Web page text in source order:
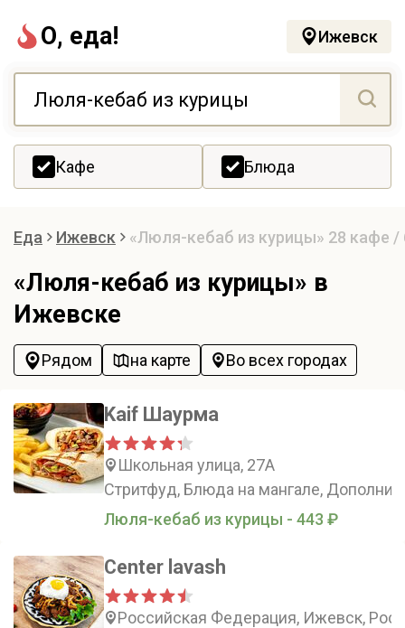
О, еда! Ижевск
Кафе Блюда
Еда Ижевск «Люля-кебаб из курицы» 28 кафе
«Люля-кебаб из курицы» в
Ижевске
Рядом на карте Во всех городах
Kaif Шаурма
Школьная улица, 27А
Стритфуд, Блюда на мангале,
Люля-кебаб из курицы - 443 ₽
Center lavash
Российская Федерация, Ижевск,